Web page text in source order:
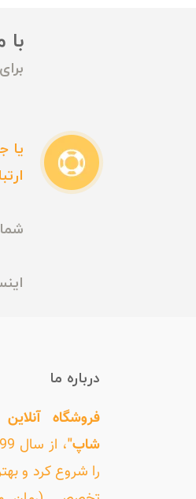
یا
درباره ما
فروشگاه
شاپ"
را شروع کرد و